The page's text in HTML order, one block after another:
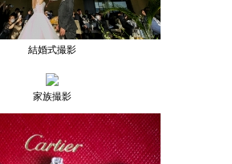
結婚式撮影
家族撮影